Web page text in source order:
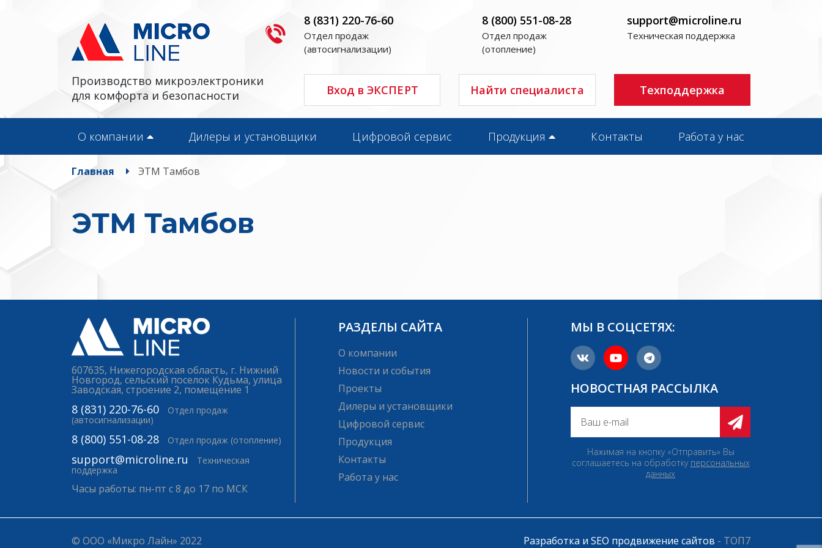
Производство микроэлектроники
для комфорта и безопасности
8 (831) 220-76-60
Отдел продаж
(автосигнализации)
8 (800) 551-08-28
Отдел продаж
(отопление)
support@microline.ru
Техническая поддержка
Вход в ЭКСПЕРТ Найти специалиста Техподдержка
О компании Дилеры и установщики Цифровой сервис Продукция Контакты Работа у нас
Главная ЭТМ Тамбов
ЭТМ Тамбов
607635, Нижегородская область, г. Нижний
Новгород, сельский поселок Кудьма, улица
Заводская, строение 2, помещение 1
8 (831) 220-76-60
Отдел продаж
(автосигнализации)
8 (800) 551-08-28 Отдел продаж (отопление)
support@microline.ru
Техническая
поддержка
Часы работы: пн-пт с 8 до 17 по МСК
РАЗДЕЛЫ САЙТА
О компании
Новости и события
Проекты
Дилеры и установщики
Цифровой сервис
Продукция
Контакты
Работа у нас
МЫ В СОЦСЕТЯХ:
НОВОСТНАЯ РАССЫЛКА
Нажимая на кнопку «Отправить» Вы
соглашаетесь на обработку персональных
данных
© ООО «Микро Лайн» 2022 Разработка и SEO продвижение сайтов - ТОП7